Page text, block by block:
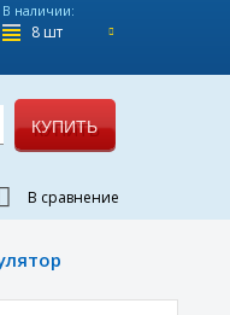
В наличии:
8 шт
КУПИТЬ
В сравнение